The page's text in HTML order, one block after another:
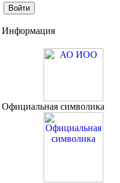
Информация
Официальная символика